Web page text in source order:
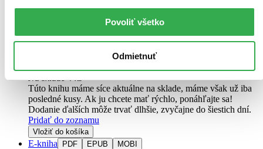
Povoliť všetko
Odmietnuť
nej. Upozorňuje, že všetky tieto aspekty sa týkajú aj Slovenska, aj
keď jeho občania sa snažia pred tým zatvárať oči...
Na sklade 4 ks
Túto knihu máme síce aktuálne na sklade, máme však už iba
posledné kusy. Ak ju chcete mať rýchlo, ponáhľajte sa!
Dodanie ďalších môže trvať dlhšie, zvyčajne do šiestich dní.
Pridať do zoznamu
Vložiť do košíka
E-kniha PDF EPUB MOBI